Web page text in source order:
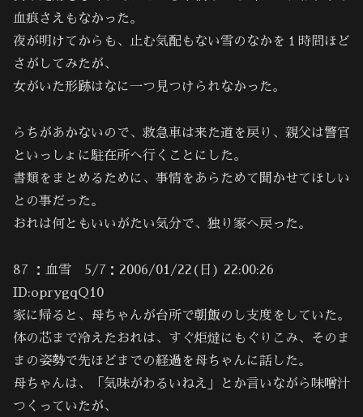
血痕さえもなかった。
夜が明けてからも、止む気配もない雪のなかを１時間ほど
さがしてみたが、
女がいた形跡はなに一つ見つけられなかった。
らちがあかないので、救急車は来た道を戻り、親父は警官
といっしょに駐在所へ行くことにした。
書類をまとめるために、事情をあらためて聞かせてほしい
との事だった。
おれは何ともいいがたい気分で、独り家へ戻った。
87 ：血雪 5/7：2006/01/22(日) 22:00:26
ID:oprygqQ10
家に帰ると、母ちゃんが台所で朝飯のし支度をしていた。
体の芯まで冷えたおれは、すぐ炬燵にもぐりこみ、そのま
まの姿勢で先ほどまでの経過を母ちゃんに話した。
母ちゃんは、「気味がわるいねえ」とか言いながら味噌汁
つくっていたが、